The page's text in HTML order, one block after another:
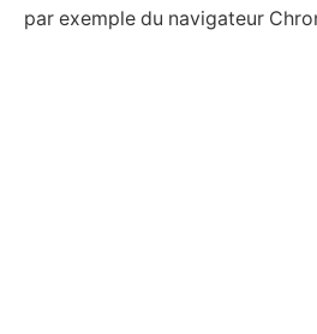
par exemple du navigateur